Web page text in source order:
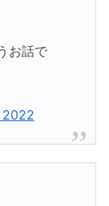
お話で
2022